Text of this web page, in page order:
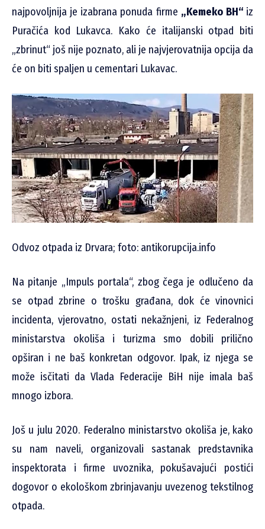
najpovoljnija je izabrana ponuda firme „Kemeko BH“iz
Puračića kod Lukavca. Kako će italijanski otpad biti
„zbrinut“ još nije poznato, ali je najvjerovatnija opcija da
će on biti spaljen u cementari Lukavac.
Odvoz otpada iz Drvara; foto: antikorupcija.info
Na pitanje „Impuls portala“, zbog čega je odlučeno da
se otpad zbrine o trošku građana, dok će vinovnici
incidenta, vjerovatno, ostati nekažnjeni, iz Federalnog
ministarstva okoliša i turizma smo dobili prilično
opširan i ne baš konkretan odgovor. Ipak, iz njega se
može isčitati da Vlada Federacije BiH nije imala baš
mnogo izbora.
Još u julu 2020. Federalno ministarstvo okoliša je, kako
su nam naveli, organizovali sastanak predstavnika
inspektorata i firme uvoznika, pokušavajući postići
dogovor o ekološkom zbrinjavanju uvezenog tekstilnog
otpada.